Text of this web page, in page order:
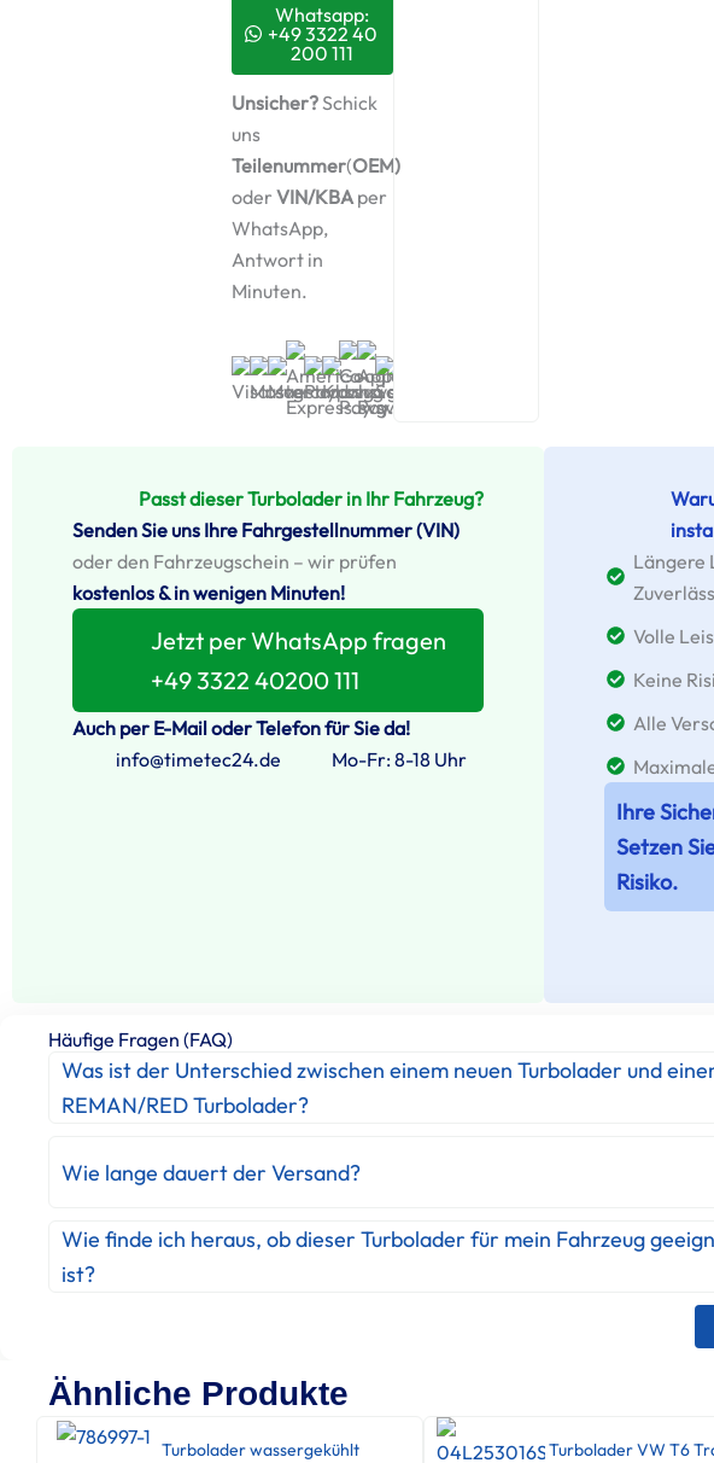
Whatsapp:
+49 3322 40
200 111
Unsicher?Schick
uns
Teilenummer(OEM)
oderVIN/KBA per
WhatsApp,
Antwort in
Minuten.
Passt dieser Turbolader in Ihr Fahrzeug?
Senden Sie uns Ihre Fahrgestellnummer (VIN)
oder den Fahrzeugschein – wir prüfen
kostenlos & in wenigen Minuten!
Jetzt per WhatsApp fragen
+49 3322 40200 111
Auch per E-Mail oder Telefon für Sie da!
info@timetec24.de
Mo-Fr: 8-18 Uhr
Längere
Volle
Keine
Alle
Ihre
Setzen
Risiko.
Häufige Fragen (FAQ)
Was ist der Unterschied zwischen einem neuen Turbolader und
REMAN/RED Turbolader?
Wie lange dauert der Versand?
Wie finde ich heraus, ob dieser Turbolader für mein Fahrzeug
ist?
Ähnliche Produkte
Turbolader wassergekühlt
Turbolader VW T6